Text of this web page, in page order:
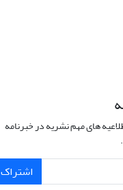
های مهم نشریه در خبرنامه
اشتراک